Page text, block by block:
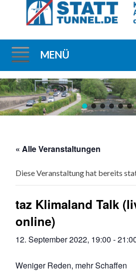
MENÜ
Direkt
zum
Inhalt
« Alle Veranstaltungen
Diese Veranstaltung hat bereits
taz Klimaland Talk
online)
12. September 2022, 19:00 -
Weniger Reden, mehr Schaffen